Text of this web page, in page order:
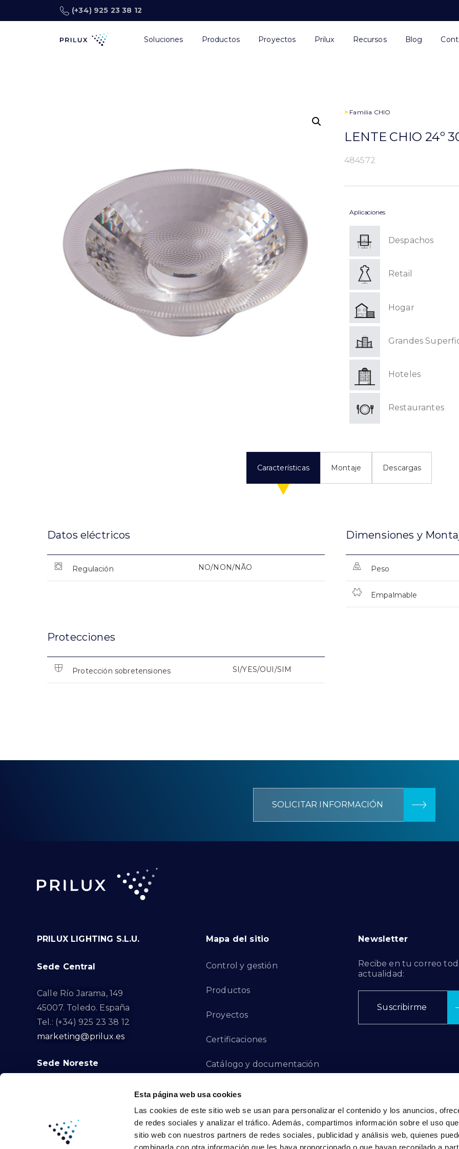
Esta página web usa cookies
Las cookies de este sitio web se usan para personalizar el contenido y los anuncios,
de redes sociales y analizar el tráfico. Además, compartimos información sobre el uso
sitio web con nuestros partners de redes sociales, publicidad y análisis web, quienes
(+34) 925 23 38 12
Soluciones Productos Proyectos Prilux Recursos Blog
> Familia CHIO
LENTE CHIO 24º
484572
Aplicaciones
Despachos
Retail
Hogar
Grandes
Hoteles
Restaurantes
Características Montaje Descargas
Datos eléctricos
Regulación NO/NON/NÃO
Dimensiones y
Peso
Empalmable
Protecciones
Protección sobretensiones SI/YES/OUI/SIM
SOLICITAR INFORMACIÓN
PRILUX LIGHTING S.L.U.
Sede Central
Calle Río Jarama, 149
45007. Toledo. España
Tel.: (+34) 925 23 38 12
marketing@prilux.es
Sede Noreste
Calle Del Torrent Fondo, s/n
Barcelona. España
Tel.: (+34) 93 719 23 29
Mapa del sitio
Control y gestión
Productos
Proyectos
Certificaciones
Catálogo y documentación
Canal de Denuncias
Contacto
Newsletter
Recibe en tu correo
actualidad:
Suscribirme